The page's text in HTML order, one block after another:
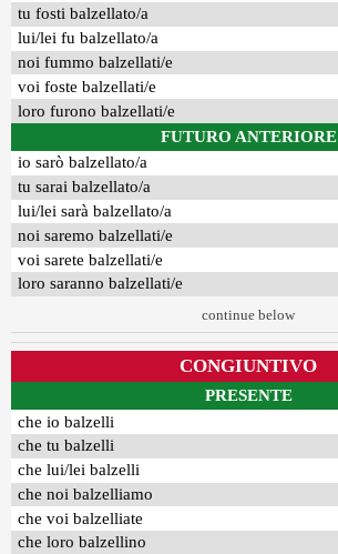
tu fosti balzellato/a
lui/lei fu balzellato/a
noi fummo balzellati/e
voi foste balzellati/e
loro furono balzellati/e
FUTURO ANTERIORE
io sarò balzellato/a
tu sarai balzellato/a
lui/lei sarà balzellato/a
noi saremo balzellati/e
voi sarete balzellati/e
loro saranno balzellati/e
continue below
CONGIUNTIVO
PRESENTE
che io balzelli
che tu balzelli
che lui/lei balzelli
che noi balzelliamo
che voi balzelliate
che loro balzellino